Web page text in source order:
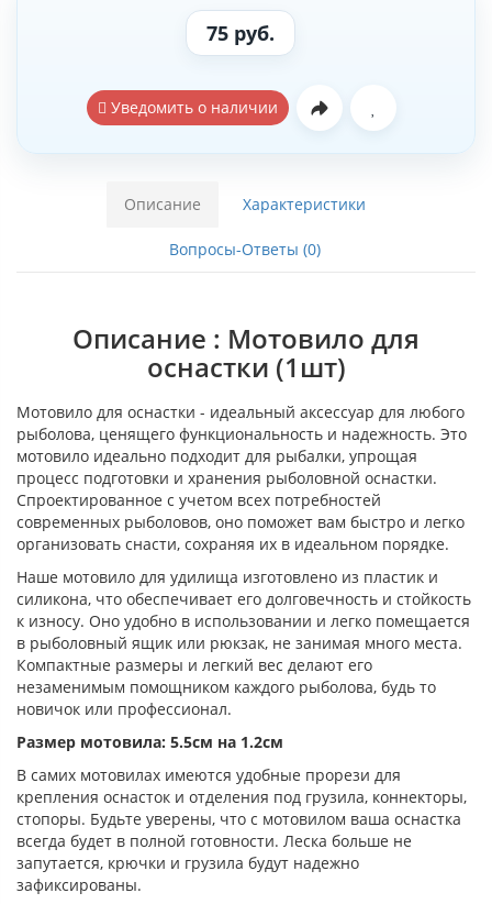
75 руб.
Уведомить о наличии
Описание Характеристики
Вопросы-Ответы (0)
Описание : Мотовило для
оснастки (1шт)
Мотовило для оснастки - идеальный аксессуар для любого
рыболова, ценящего функциональность и надежность. Это
мотовило идеально подходит для рыбалки, упрощая
процесс подготовки и хранения рыболовной оснастки.
Спроектированное с учетом всех потребностей
современных рыболовов, оно поможет вам быстро и легко
организовать снасти, сохраняя их в идеальном порядке.
Наше мотовило для удилища изготовлено из пластик и
силикона, что обеспечивает его долговечность и стойкость
к износу. Оно удобно в использовании и легко помещается
в рыболовный ящик или рюкзак, не занимая много места.
Компактные размеры и легкий вес делают его
незаменимым помощником каждого рыболова, будь то
новичок или профессионал.
Размер мотовила: 5.5см на 1.2см
В самих мотовилах имеются удобные прорези для
крепления оснасток и отделения под грузила, коннекторы,
стопоры. Будьте уверены, что с мотовилом ваша оснастка
всегда будет в полной готовности. Леска больше не
запутается, крючки и грузила будут надежно
зафиксированы.